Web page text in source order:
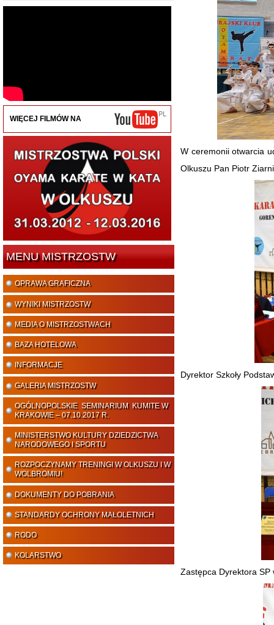
WIĘCEJ FILMÓW NA
MENU MISTRZOSTW
OPRAWA GRAFICZNA
WYNIKI MISTRZOSTW
MEDIA O MISTRZOSTWACH
BAZA HOTELOWA
INFORMACJE
GALERIA MISTRZOSTW
OGÓLNOPOLSKIE SEMINARIUM KUMITE W
KRAKOWIE – 07.10.2017 R.
MINISTERSTWO KULTURY DZIEDZICTWA
NARODOWEGO I SPORTU
ROZPOCZYNAMY TRENINGI W OLKUSZU I W
WOLBROMIU!
DOKUMENTY DO POBRANIA
STANDARDY OCHRONY MAŁOLETNICH
RODO
KOLARSTWO
W ceremonii otwarcia
Olkuszu Pan Piotr
Dyrektor Szkoły
Zastępca Dyrektora SP